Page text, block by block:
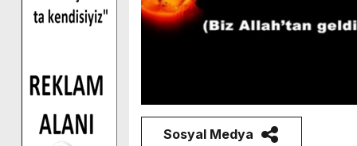
Sosyal Medya